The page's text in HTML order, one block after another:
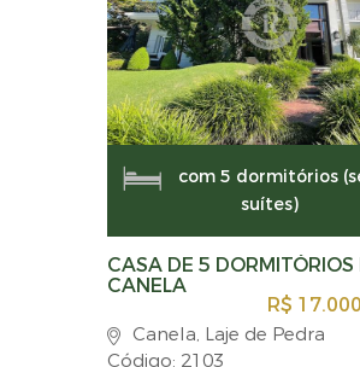
com 5 dormitórios
suítes)
CASA DE 5 DORMITÓRIOS
CANELA
R$
Canela, Laje de Pedra
Código: 2103